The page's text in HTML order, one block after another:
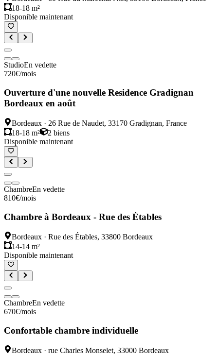
18-18 m²
Disponible maintenant
StudioEn vedette
720€/mois
Ouverture d'une nouvelle Residence Gradignan
Bordeaux en août
Bordeaux · 26 Rue de Naudet, 33170 Gradignan, France
18-18 m²
2 biens
Disponible maintenant
ChambreEn vedette
810€/mois
Chambre à Bordeaux - Rue des Étables
Bordeaux · Rue des Étables, 33800 Bordeaux
14-14 m²
Disponible maintenant
ChambreEn vedette
670€/mois
Confortable chambre individuelle
Bordeaux · rue Charles Monselet, 33000 Bordeaux